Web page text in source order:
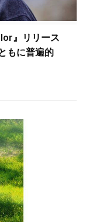
』リリース
もに普遍的